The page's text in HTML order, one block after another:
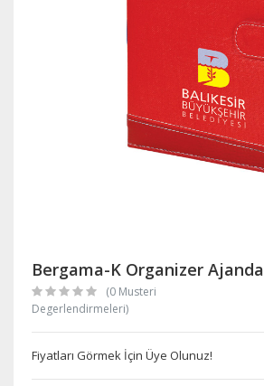
Bergama-K Organizer Ajanda
(0 Musteri
Degerlendirmeleri)
Fiyatları Görmek İçin Üye Olunuz!